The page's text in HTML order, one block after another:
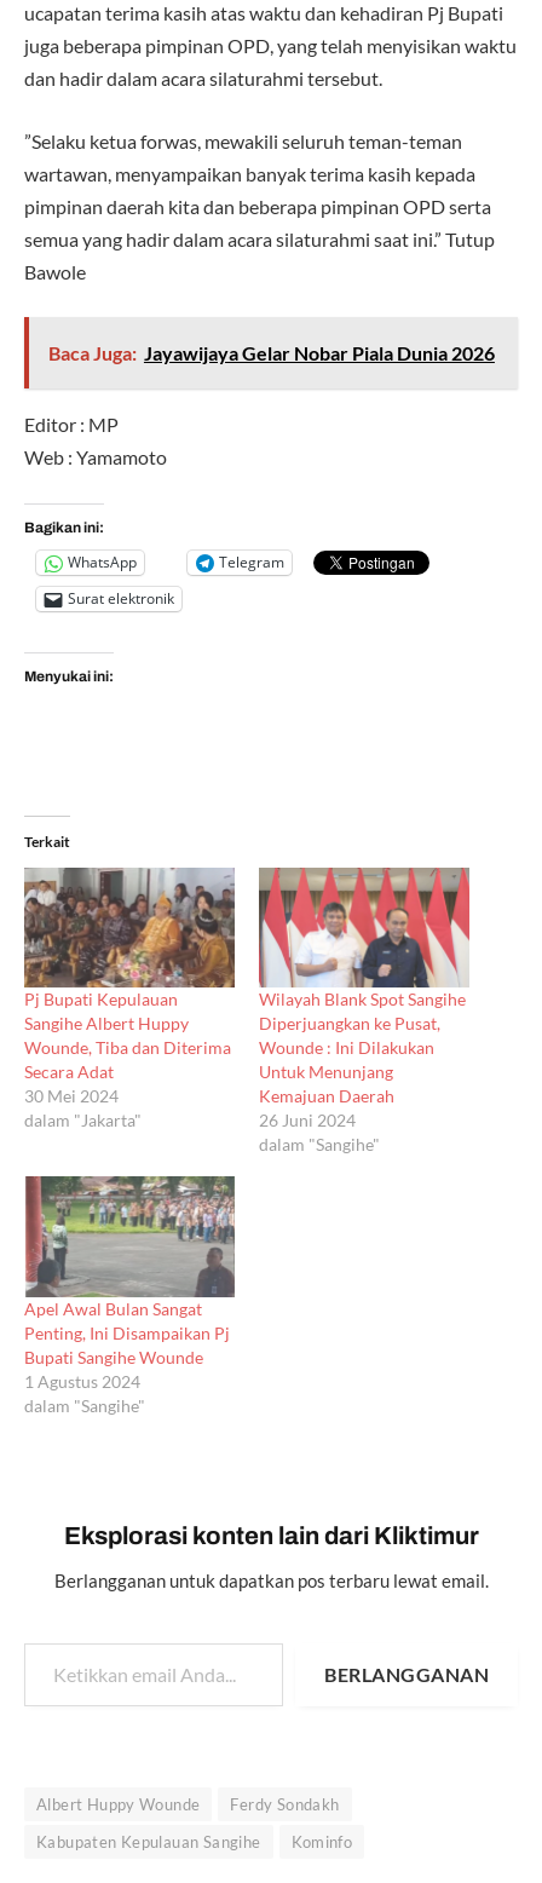
ucapatan terima kasih atas waktu dan kehadiran Pj Bupati
juga beberapa pimpinan OPD, yang telah menyisikan waktu
dan hadir dalam acara silaturahmi tersebut.
”Selaku ketua forwas, mewakili seluruh teman-teman
wartawan, menyampaikan banyak terima kasih kepada
pimpinan daerah kita dan beberapa pimpinan OPD serta
semua yang hadir dalam acara silaturahmi saat ini.” Tutup
Bawole
Baca Juga: Jayawijaya Gelar Nobar Piala Dunia 2026
Editor : MP
Web : Yamamoto
Bagikan ini:
WhatsApp
Telegram
Surat elektronik
Menyukai ini:
Terkait
Pj Bupati Kepulauan
Sangihe Albert Huppy
Wounde, Tiba dan Diterima
Secara Adat
30 Mei 2024
dalam "Jakarta"
Wilayah Blank Spot Sangihe
Diperjuangkan ke Pusat,
Wounde : Ini Dilakukan
Untuk Menunjang
Kemajuan Daerah
26 Juni 2024
dalam "Sangihe"
Apel Awal Bulan Sangat
Penting, Ini Disampaikan Pj
Bupati Sangihe Wounde
1 Agustus 2024
dalam "Sangihe"
Eksplorasi konten lain dari Kliktimur
Berlangganan untuk dapatkan pos terbaru lewat email.
Ketikkan email Anda...
BERLANGGANAN
Albert Huppy Wounde
Ferdy Sondakh
Kabupaten Kepulauan Sangihe
Kominfo